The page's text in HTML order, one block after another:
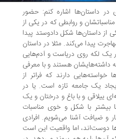
اشاره کنم: حضور
و روابطی که در یکی از
شکل دادوستد پیدا
می‌کند. مثلا در داستان
روی دریاست و آدم‌هایی
هستند و با معرفی
دارند که فراتر از
جامعه تازه است. یا در
و با باغ و درختان و یک
با شکل و خوی مناسبات
آشنا می‌شویم. افرادی
اما واقعیت این است